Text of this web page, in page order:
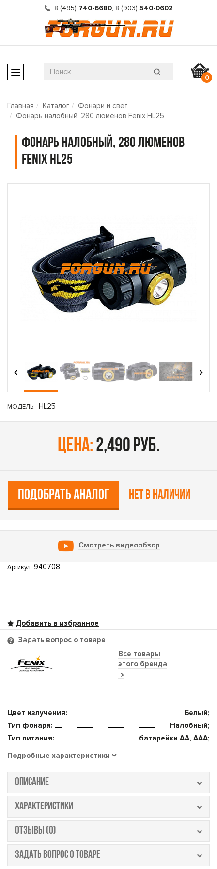
8 (495) 740-6680, 8 (903) 540-0602
0
Главная Каталог
Фонари и свет
Фонарь налобный, 280 люменов Fenix HL25
Фонарь налобный, 280 люменов
Fenix HL25
‹
›
МОДЕЛЬ: HL25
цена: 2,490 руб.
ПОДОБРАТЬ АНАЛОГ Нет в наличии
Смотреть видеообзор
Артикул: 940708
Все товары
этого бренда
Задать вопрос о товаре
Цвет излучения:
Белый;
Тип фонаря:
Налобный;
Тип питания:
батарейки AA, ААА;
Подробные характеристики
ОПИСАНИЕ
ХАРАКТЕРИСТИКИ
ОТЗЫВЫ (0)
ЗАДАТЬ ВОПРОС О ТОВАРЕ